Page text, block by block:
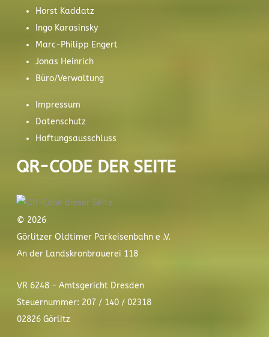
Horst Kaddatz
Ingo Karasinsky
Marc-Philipp Engert
Jonas Heinrich
Büro/Verwaltung
Impressum
Datenschutz
Haftungsausschluss
QR-CODE DER SEITE
© 2026
Görlitzer Oldtimer Parkeisenbahn e .V.
An der Landskronbrauerei 118
VR 6248 - Amtsgericht Dresden
Steuernummer: 207 / 140 / 02318
02826 Görlitz